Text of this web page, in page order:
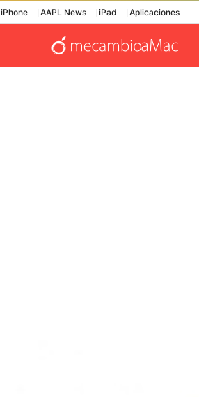
iPhone AAPL News iPad Aplicaciones